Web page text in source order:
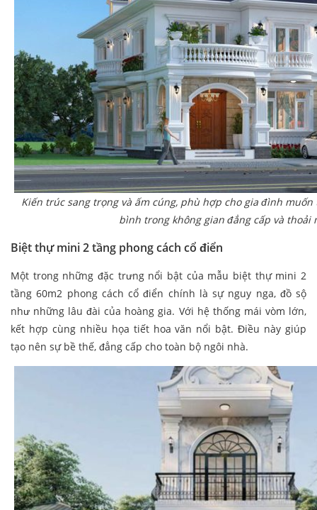
Kiến trúc sang trọng và ấm cúng, phù hợp cho gia đình muốn
bình trong không gian đẳng cấp và thoải
Biệt thự mini 2 tầng phong cách cổ điển
Một trong những đặc trưng nổi bật của mẫu biệt thự mini 2
tầng 60m2 phong cách cổ điển chính là sự nguy nga, đồ sộ
như những lâu đài của hoàng gia. Với hệ thống mái vòm lớn,
kết hợp cùng nhiều họa tiết hoa văn nổi bật. Điều này giúp
tạo nên sự bề thế, đẳng cấp cho toàn bộ ngôi nhà.